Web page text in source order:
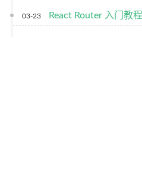
03-23 React Router 入门教